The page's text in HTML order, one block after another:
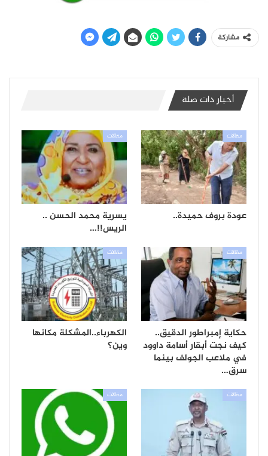
مشاركة
أخبار ذات صلة
مقالات
عودة بروف حميدة..
مقالات
يسرية محمد الحسن ..
الريس!!…
مقالات
حكاية إمبراطور الدقيق..
كيف نجت أبقار أسامة داوود
في ملاعب الجولف بينما
سرق…
مقالات
الكهرباء..المشكلة مكانها
وين؟
مقالات مقالات